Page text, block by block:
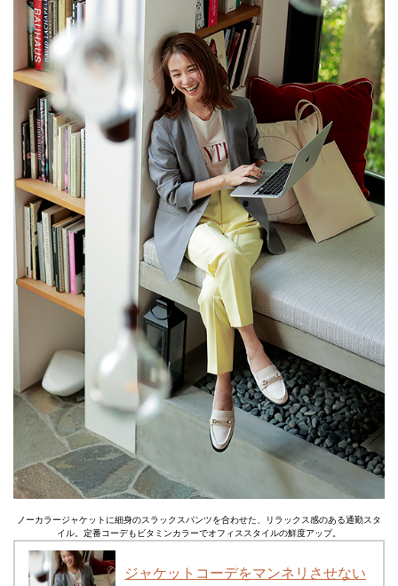
ノーカラージャケットに細身のスラックスパンツを合わせた、リラックス感のある通勤スタ
イル。定番コーデもビタミンカラーでオフィススタイルの鮮度アップ。
ジャケットコーデをマンネリさせない